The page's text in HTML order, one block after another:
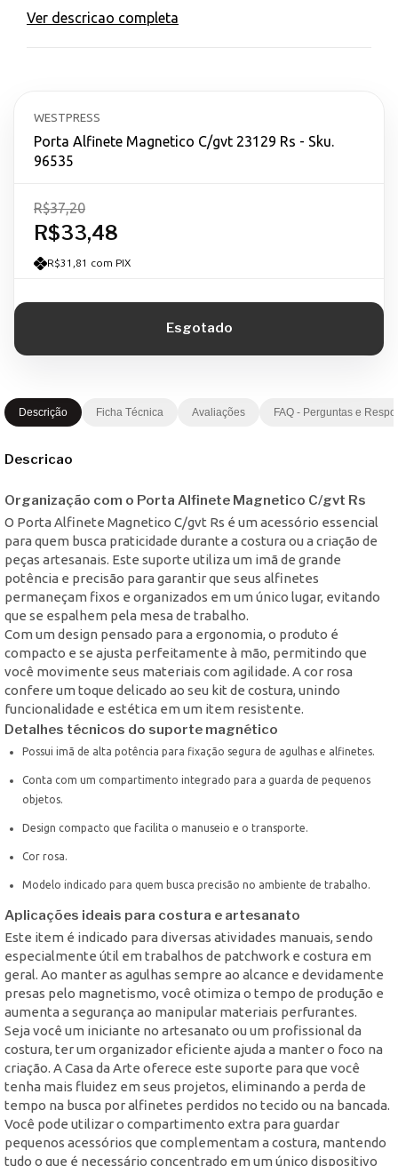
Ver descricao completa
WESTPRESS
Porta Alfinete Magnetico C/gvt 23129 Rs - Sku.
96535
R$33,48
R$37,20
R$31,81 com PIX
Descrição Ficha Técnica Avaliações FAQ - Perguntas e
Descricao
Organização com o Porta Alfinete Magnetico C/gvt Rs
O Porta Alfinete Magnetico C/gvt Rs é um acessório essencial
para quem busca praticidade durante a costura ou a criação de
peças artesanais. Este suporte utiliza um imã de grande
potência e precisão para garantir que seus alfinetes
permaneçam fixos e organizados em um único lugar, evitando
que se espalhem pela mesa de trabalho.
Com um design pensado para a ergonomia, o produto é
compacto e se ajusta perfeitamente à mão, permitindo que
você movimente seus materiais com agilidade. A cor rosa
confere um toque delicado ao seu kit de costura, unindo
funcionalidade e estética em um item resistente.
Detalhes técnicos do suporte magnético
Possui imã de alta potência para fixação segura de agulhas e alfinetes.
Conta com um compartimento integrado para a guarda de pequenos
objetos.
Design compacto que facilita o manuseio e o transporte.
Cor rosa.
Modelo indicado para quem busca precisão no ambiente de trabalho.
Aplicações ideais para costura e artesanato
Este item é indicado para diversas atividades manuais, sendo
especialmente útil em trabalhos de patchwork e costura em
geral. Ao manter as agulhas sempre ao alcance e devidamente
presas pelo magnetismo, você otimiza o tempo de produção e
aumenta a segurança ao manipular materiais perfurantes.
Seja você um iniciante no artesanato ou um profissional da
costura, ter um organizador eficiente ajuda a manter o foco na
criação. A Casa da Arte oferece este suporte para que você
tenha mais fluidez em seus projetos, eliminando a perda de
tempo na busca por alfinetes perdidos no tecido ou na bancada.
Você pode utilizar o compartimento extra para guardar
pequenos acessórios que complementam a costura, mantendo
tudo o que é necessário concentrado em um único dispositivo